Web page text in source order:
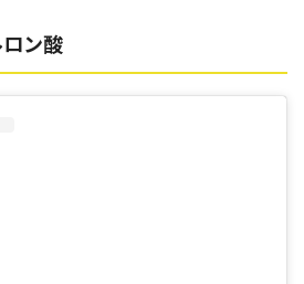
ン酸